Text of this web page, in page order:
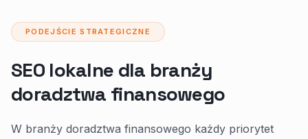
PODEJŚCIE STRATEGICZNE
SEO lokalne dla branży
doradztwa finansowego
W branży doradztwa finansowego każdy priorytet